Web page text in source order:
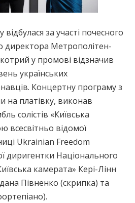
за участі почесного
директора Метрополітен-
у промові відзначив
українських
Концертну програму з
на платівку, виконав
солістів «Київська
всесвітньо відомої
Ukrainian Freedom
диригентки Національного
камерата» Кері-Лінн
Півненко (скрипка) та